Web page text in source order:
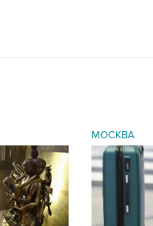
МОСКВА